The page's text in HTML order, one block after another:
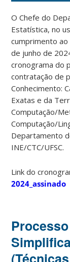
O Chefe do
Estatística, no
cumprimento
de junho de
cronograma do
contratação de
Conhecimento:
Exatas e da
Computação/
Computação/
Departamento
INE/CTC/UFSC.
Link do
2024_assinado